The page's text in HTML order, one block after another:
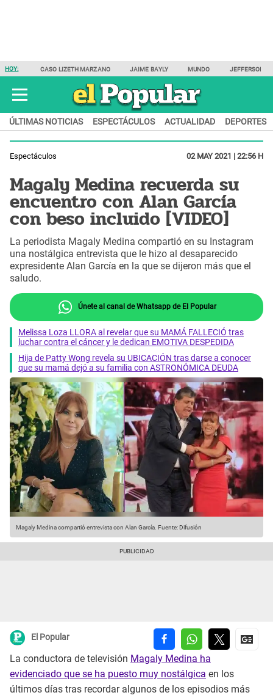
HOY: CASO LIZETH MARZANO JAIME BAYLY MUNDO JEFFERSON
ÚLTIMAS NOTICIAS ESPECTÁCULOS ACTUALIDAD DEPORTES
Espectáculos 02 MAY 2021 | 22:56 H
Magaly Medina recuerda su
encuentro con Alan García
con beso incluido [VIDEO]
La periodista Magaly Medina compartió en su Instagram
una nostálgica entrevista que le hizo al desaparecido
expresidente Alan García en la que se dijeron más que el
saludo.
Únete al canal de Whatsapp de El Popular
Melissa Loza LLORA al revelar que su MAMÁ FALLECIÓ tras
luchar contra el cáncer y le dedican EMOTIVA DESPEDIDA
Hija de Patty Wong revela su UBICACIÓN tras darse a conocer
que su mamá dejó a su familia con ASTRONÓMICA DEUDA
Magaly Medina compartió entrevista con Alan García. Fuente: Difusión
El Popular
La conductora de televisión Magaly Medina ha
evidenciado que se ha puesto muy nostálgica en los
últimos días tras recordar algunos de los episodios más